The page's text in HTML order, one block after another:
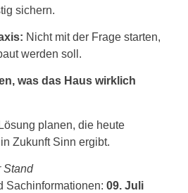
sichern.
Nicht mit der Frage starten,
werden soll.
was das Haus wirklich
planen, die heute
Zukunft Sinn ergibt.
Stand
Sachinformationen: 09. Juli